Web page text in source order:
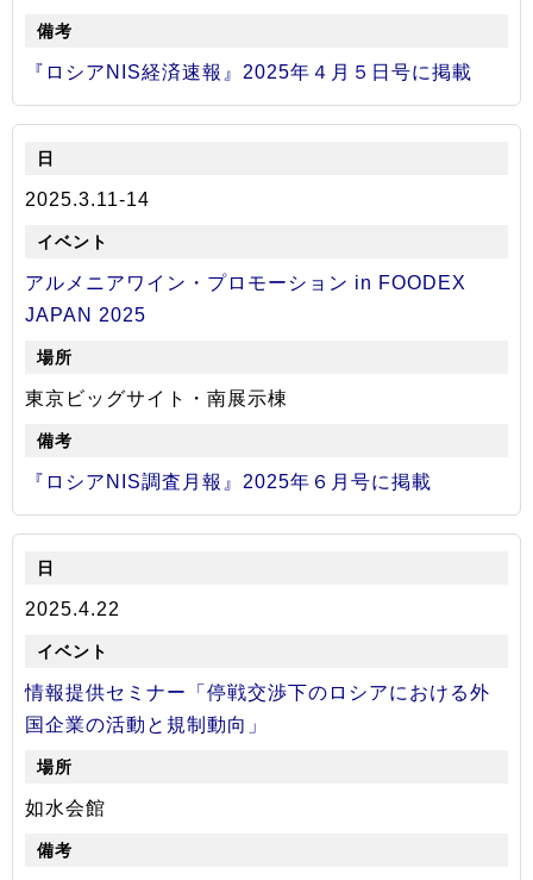
『ロシアNIS経済速報』2025年４月５日号に掲載
2025.3.11-14
アルメニアワイン・プロモーション in FOODEX
JAPAN 2025
東京ビッグサイト・南展示棟
『ロシアNIS調査月報』2025年６月号に掲載
2025.4.22
情報提供セミナー「停戦交渉下のロシアにおける外
国企業の活動と規制動向」
如水会館